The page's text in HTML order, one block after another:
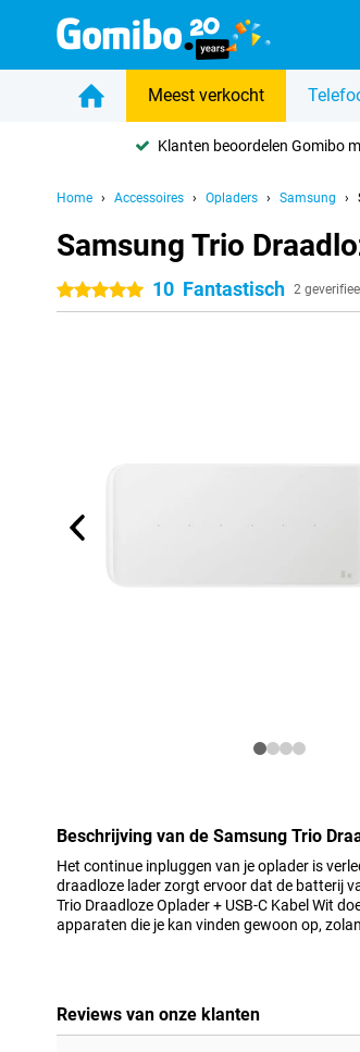
Meest verkocht
Klanten beoordelen Gomibo
Home Accessoires Opladers Samsung
Samsung Trio
5 sterren10 Fantastisch 2
Beschrijving van de Samsung Trio
Het continue inpluggen van je oplader is
draadloze lader zorgt ervoor dat de batterij
Trio Draadloze Oplader + USB-C Kabel Wit
apparaten die je kan vinden gewoon op,
Reviews van onze klanten